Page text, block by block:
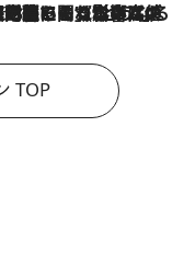
値が続いている」ホルムズ海峡封鎖による影響はいつまで続く？《エネルギー専門家に聞く“どうなる日本の暮らし”》
TOP